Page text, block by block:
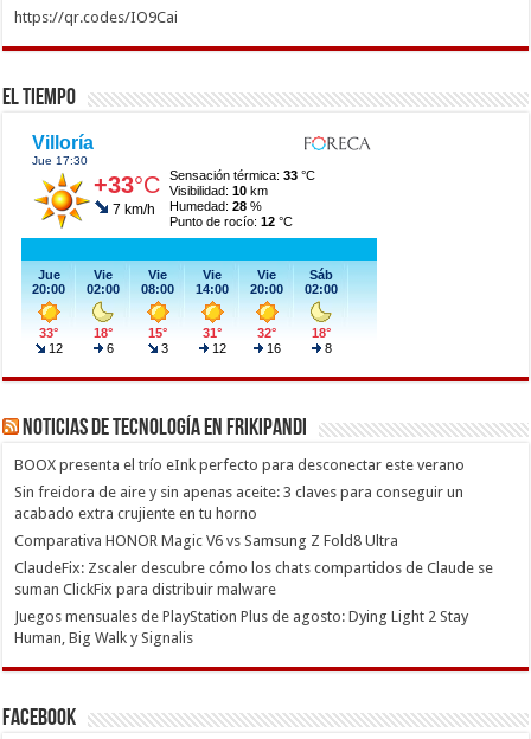
https://qr.codes/IO9Cai
El Tiempo
Noticias de Tecnología en Frikipandi
BOOX presenta el trío eInk perfecto para desconectar este verano
Sin freidora de aire y sin apenas aceite: 3 claves para conseguir un
acabado extra crujiente en tu horno
Comparativa HONOR Magic V6 vs Samsung Z Fold8 Ultra
ClaudeFix: Zscaler descubre cómo los chats compartidos de Claude se
suman ClickFix para distribuir malware
Juegos mensuales de PlayStation Plus de agosto: Dying Light 2 Stay
Human, Big Walk y Signalis
Facebook